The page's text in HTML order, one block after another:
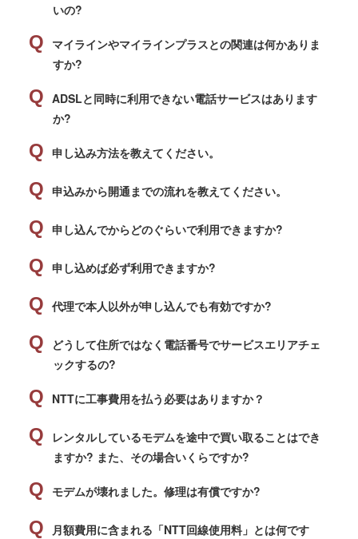
いの?
マイラインやマイラインプラスとの関連は何かありま
すか?
ADSLと同時に利用できない電話サービスはあります
か?
申し込み方法を教えてください。
申込みから開通までの流れを教えてください。
申し込んでからどのぐらいで利用できますか?
申し込めば必ず利用できますか?
代理で本人以外が申し込んでも有効ですか?
どうして住所ではなく電話番号でサービスエリアチェ
ックするの?
NTTに工事費用を払う必要はありますか？
レンタルしているモデムを途中で買い取ることはでき
ますか? また、その場合いくらですか?
モデムが壊れました。修理は有償ですか?
月額費用に含まれる「NTT回線使用料」とは何です